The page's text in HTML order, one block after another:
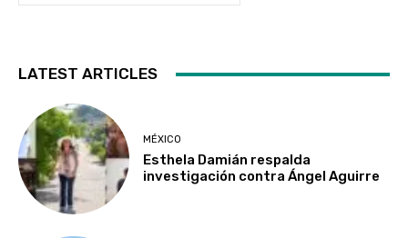
LATEST ARTICLES
MÉXICO
Esthela Damián respalda
investigación contra Ángel Aguirre